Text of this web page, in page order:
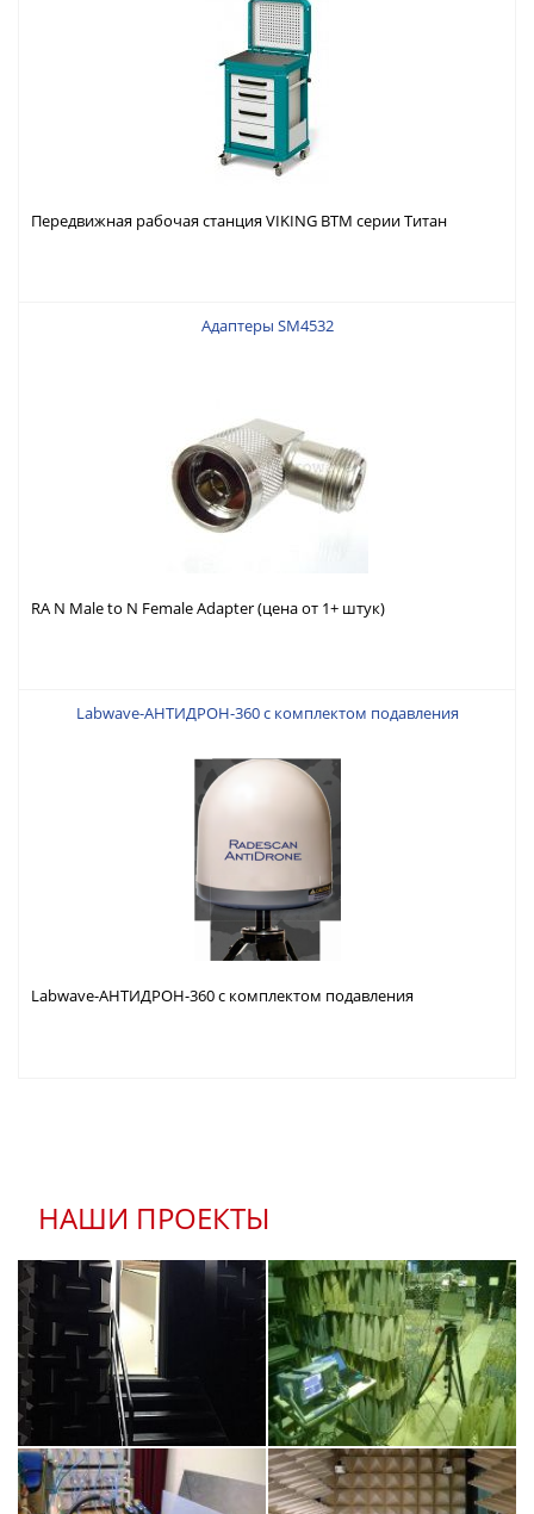
Передвижная рабочая станция VIKING ВТМ серии Титан
Адаптеры SM4532
RA N Male to N Female Adapter (цена от 1+ штук)
Labwave-АНТИДРОН-360 с комплектом подавления
Labwave-АНТИДРОН-360 с комплектом подавления
НАШИ ПРОЕКТЫ